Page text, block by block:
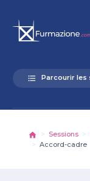
format_list_bulleted Parcourir les
Sessions
Accord-cadre